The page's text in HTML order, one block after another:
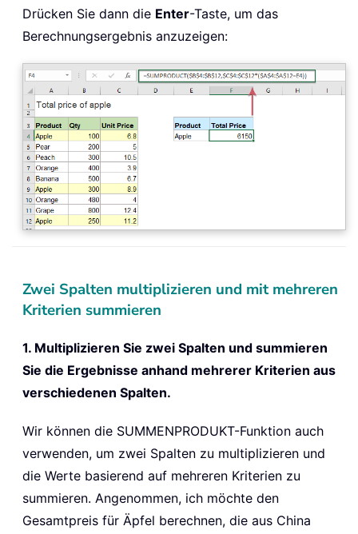
Drücken Sie dann die Enter-Taste, um das
Berechnungsergebnis anzuzeigen:
Zwei Spalten multiplizieren und mit mehreren
Kriterien summieren
1. Multiplizieren Sie zwei Spalten und summieren
Sie die Ergebnisse anhand mehrerer Kriterien aus
verschiedenen Spalten.
Wir können die SUMMENPRODUKT-Funktion auch
verwenden, um zwei Spalten zu multiplizieren und
die Werte basierend auf mehreren Kriterien zu
summieren. Angenommen, ich möchte den
Gesamtpreis für Äpfel berechnen, die aus China